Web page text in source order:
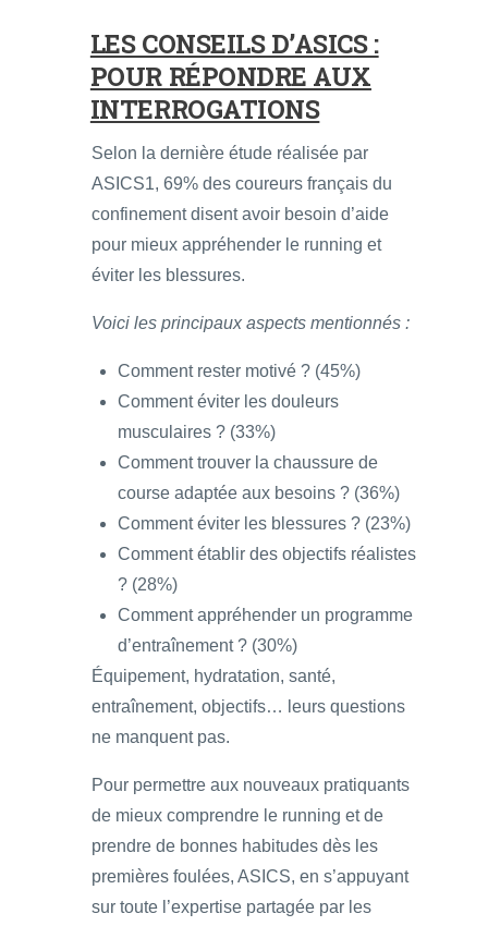
LES CONSEILS D’ASICS :
POUR RÉPONDRE AUX
INTERROGATIONS
Selon la dernière étude réalisée par
ASICS1, 69% des coureurs français du
confinement disent avoir besoin d’aide
pour mieux appréhender le running et
éviter les blessures.
Voici les principaux aspects mentionnés :
Comment rester motivé ? (45%)
Comment éviter les douleurs
musculaires ? (33%)
Comment trouver la chaussure de
course adaptée aux besoins ? (36%)
Comment éviter les blessures ? (23%)
Comment établir des objectifs réalistes
? (28%)
Comment appréhender un programme
d’entraînement ? (30%)
Équipement, hydratation, santé,
entraînement, objectifs… leurs questions
ne manquent pas.
Pour permettre aux nouveaux pratiquants
de mieux comprendre le running et de
prendre de bonnes habitudes dès les
premières foulées, ASICS, en s’appuyant
sur toute l’expertise partagée par les